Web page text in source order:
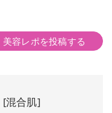
美容レポを投稿する
[混合肌]